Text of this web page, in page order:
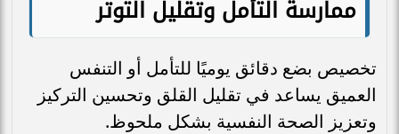
ممارسة التأمل وتقليل التوتر
تخصيص بضع دقائق يوميًا للتأمل أو التنفس
العميق يساعد في تقليل القلق وتحسين التركيز
وتعزيز الصحة النفسية بشكل ملحوظ.